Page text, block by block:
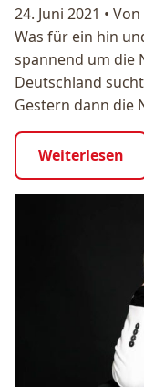
24. Juni 2021 •
Was für ein hin
spannend um die
Deutschland
Gestern dann die
Weiterlesen